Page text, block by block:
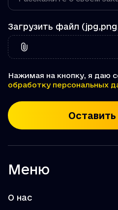
Меню
О нас
Загрузить файл
Нажимая на кнопку, я даю
обработку персональных
Оставить